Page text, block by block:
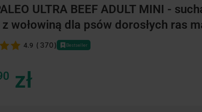
ULTRA BEEF ADULT MINI -
wołowiną dla psów dorosłych ras
4.9 ( 370) Bestseller
zł